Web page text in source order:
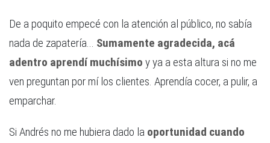
De a poquito empecé con la atención al público, no sabía
nada de zapatería...
Sumamente agradecida, acá
adentro aprendí muchísimo y ya a esta altura si no me
ven preguntan por mí los clientes. Aprendía cocer, a pulir, a
emparchar.
Si Andrés no me hubiera dado la oportunidad cuando